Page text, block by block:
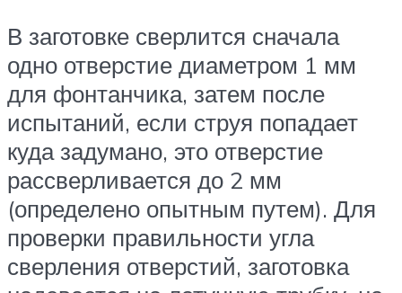
В заготовке сверлится сначала
одно отверстие диаметром 1 мм
для фонтанчика, затем после
испытаний, если струя попадает
куда задумано, это отверстие
рассверливается до 2 мм
(определено опытным путем). Для
проверки правильности угла
сверления отверстий, заготовка